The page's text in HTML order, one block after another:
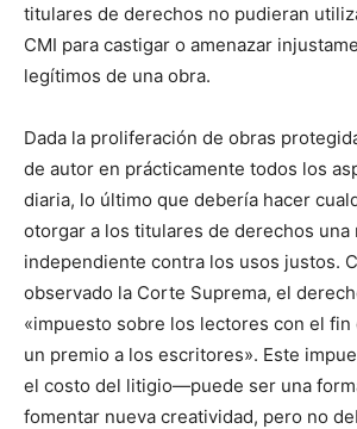
titulares de derechos no pudieran
CMI para castigar o amenazar
legítimos de una obra.
Dada la proliferación de obras
de autor en prácticamente todos los
diaria, lo último que debería hacer
otorgar a los titulares de derechos una
independiente contra los usos justos.
observado la Corte Suprema, el
«impuesto sobre los lectores con el
un premio a los escritores». Este
el costo del litigio—puede ser una
fomentar nueva creatividad, pero no